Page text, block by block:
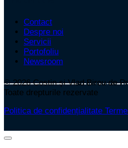
Contact
Despre noi
Servicii
Portofoliu
Newsroom
Urmărește-
© 2026Costin și Vlad Birou de
Toate drepturile rezervate
Politica de confidențialitate